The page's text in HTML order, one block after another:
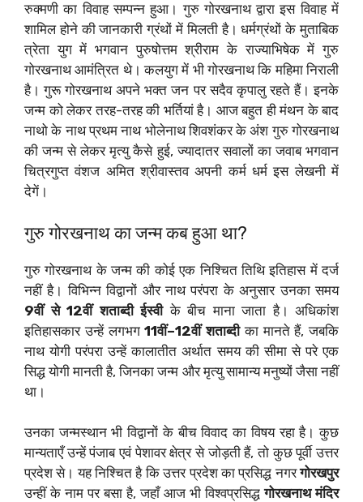
रुक्मणी का विवाह सम्पन्न हुआ। गुरु गोरखनाथ द्वारा इस विवाह में
शामिल होने की जानकारी ग्रंथों में मिलती है। धर्मग्रंथों के मुताबिक
त्रेता युग में भगवान पुरुषोत्तम श्रीराम के राज्याभिषेक में गुरु
गोरखनाथ आमंत्रित थे। कलयुग में भी गोरखनाथ कि महिमा निराली
है। गुरू गोरखनाथ अपने भक्त जन पर सदैव कृपालु रहते हैं। इनके
जन्म को लेकर तरह-तरह की भर्तियां है। आज बहुत ही मंथन के बाद
नाथो के नाथ प्रथम नाथ भोलेनाथ शिवशंकर के अंश गुरु गोरखनाथ
की जन्म से लेकर मृत्यु कैसे हुई, ज्यादातर सवालों का जवाब भगवान
चित्रगुप्त वंशज अमित श्रीवास्तव अपनी कर्म धर्म इस लेखनी में
देगें।
गुरु गोरखनाथ का जन्म कब हुआ था?
गुरु गोरखनाथ के जन्म की कोई एक निश्चित तिथि इतिहास में दर्ज
नहीं है। विभिन्न विद्वानों और नाथ परंपरा के अनुसार उनका समय
9वीं से 12वीं शताब्दी ईस्वीके बीच माना जाता है। अधिकांश
इतिहासकार उन्हें लगभग11वीं–12वीं शताब्दीका मानते हैं, जबकि
नाथ योगी परंपरा उन्हें कालातीत अर्थात समय की सीमा से परे एक
सिद्ध योगी मानती है, जिनका जन्म और मृत्यु सामान्य मनुष्यों जैसा नहीं
था।
उनका जन्मस्थान भी विद्वानों के बीच विवाद का विषय रहा है। कुछ
मान्यताएँ उन्हें पंजाब एवं पेशावर क्षेत्र से जोड़ती हैं, तो कुछ पूर्वी उत्तर
प्रदेश से। यह निश्चित है कि उत्तर प्रदेश का प्रसिद्ध नगरगोरखपुर
उन्हीं के नाम पर बसा है, जहाँ आज भी विश्वप्रसिद्धगोरखनाथ मंदिर